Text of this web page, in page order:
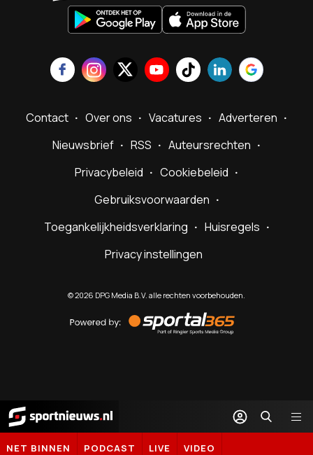
Contact Over ons Vacatures
Adverteren
Nieuwsbrief
RSS
Auteursrechten
Privacybeleid
Cookiebeleid
Gebruiksvoorwaarden
Toegankelijkheidsverklaring
Huisregels
Privacy instellingen
©2026 DPG Media B.V. alle rechten voorbehouden.
by
Sportal365
Sportnieuws.nl
NET BINNEN PODCAST LIVE VIDEO